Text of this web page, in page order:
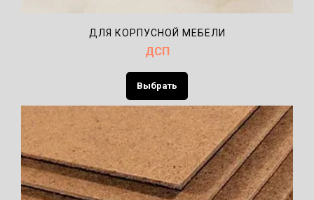
ДЛЯ КОРПУСНОЙ МЕБЕЛИ
ДСП
Выбрать